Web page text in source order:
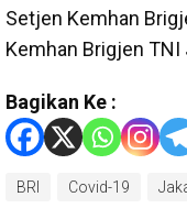
Setjen Kemhan
Kemhan Brigjen TNI
Bagikan Ke :
BRI Covid-19